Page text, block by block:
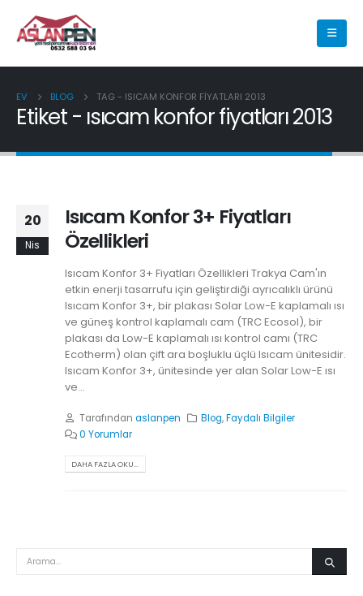
EV BLOG TAG - ISICAM KONFOR FIYATLARI 2013
Etiket - ısıcam konfor fiyatları 2013
20
Nis
Isıcam Konfor 3+ Fiyatları
Özellikleri
Isıcam Konfor 3+ Fiyatları Özellikleri Trakya Cam'ın
etkin enerji tasarrufu için geliştirdiği ayrıcalıklı ürünü
Isıcam Konfor 3+, bir plakası Solar Low-E kaplamalı ısı
ve güneş kontrol kaplamalı cam (TRC Ecosol), bir
plakası da Low-E kaplamalı ısı kontrol camı (TRC
Ecotherm) olan çift ara boşluklu üçlü Isıcam ünitesidir.
Isıcam Konfor 3+, ünitesinde yer alan Solar Low-E ısı
ve...
Tarafından aslanpen Blog,Faydalı Bilgiler
0 Yorumlar
DAHA FAZLA OKU...